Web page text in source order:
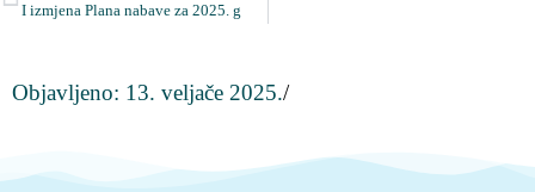
I izmjena Plana nabave za 2025. g
Objavljeno: 13. veljače 2025./